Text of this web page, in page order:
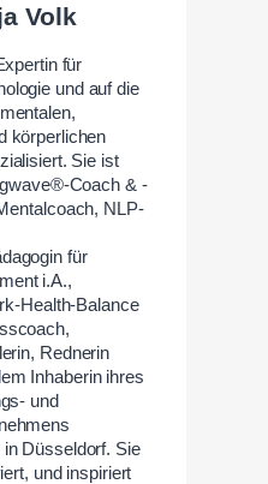
Volk
für
und auf die
körperlichen
Sie ist
Coach & -
NLP-
für
i.A.,
Health-Balance
Rednerin
Inhaberin ihres
und
in Düsseldorf. Sie
und inspiriert